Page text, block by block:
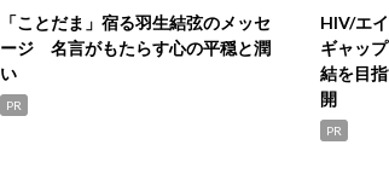
「ことだま」宿る羽生結弦のメッセ
ージ 名言がもたらす心の平穏と潤
い
PR
HIV/エ
ギャッ
結を目
開
PR